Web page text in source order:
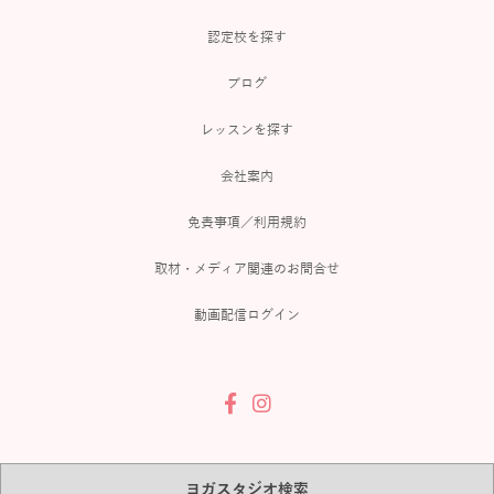
認定校を探す
ブログ
レッスンを探す
会社案内
免責事項／利用規約
取材・メディア関連のお問合せ
動画配信ログイン
ヨガスタジオ検索